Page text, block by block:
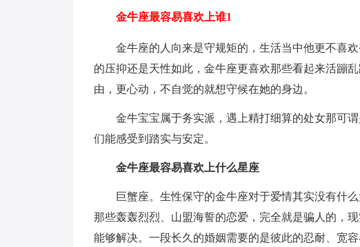
金牛座最容易喜欢上谁1
金牛座的人向来是守规矩的，生活当中他更不喜
的压抑还是天性如此，金牛座更喜欢那些看起来活蹦
由，更心动，不自觉的就想守候在她的身边。
金牛宝宝属于务实派，遇上精打细算的处女那可
们能感受到踏实与安定。
金牛座最容易喜欢上什么星座
巨蟹座。生性保守的金牛座对于爱情其实没有什
那些轰轰烈烈、山盟海誓的恋爱，完全就是骗人的，
能够解决。一段长久的婚姻需要的是彼此的忍耐、宽容